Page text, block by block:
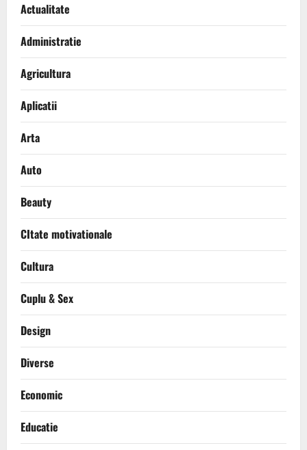
Actualitate
Administratie
Agricultura
Aplicatii
Arta
Auto
Beauty
CItate motivationale
Cultura
Cuplu & Sex
Design
Diverse
Economic
Educatie